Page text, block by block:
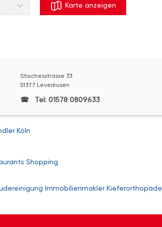
Karte anzeigen
Stixchesstrasse 33
51377 Leverkusen
Tel: 01578 0809633
Köln
Shopping
Immobilienmakler Kieferorthopäde